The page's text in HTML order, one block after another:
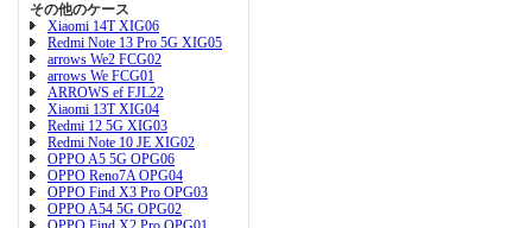
その他のケース
Xiaomi 14T XIG06
Redmi Note 13 Pro 5G XIG05
arrows We2 FCG02
arrows We FCG01
ARROWS ef FJL22
Xiaomi 13T XIG04
Redmi 12 5G XIG03
Redmi Note 10 JE XIG02
OPPO A5 5G OPG06
OPPO Reno7A OPG04
OPPO Find X3 Pro OPG03
OPPO A54 5G OPG02